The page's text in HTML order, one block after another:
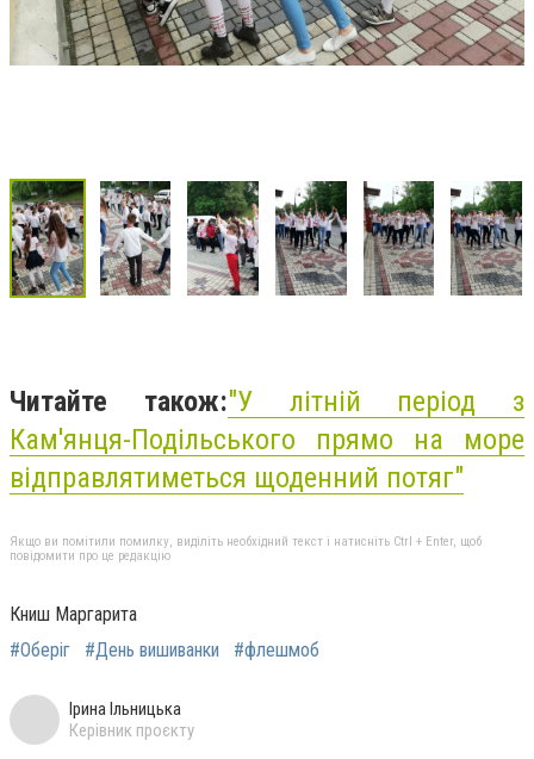
Читайте також:"У літній період з
Кам'янця-Подільського прямо на море
відправлятиметься щоденний потяг"
Якщо ви помітили помилку, виділіть необхідний текст і натисніть Ctrl + Enter, щоб
повідомити про це редакцію
Книш Маргарита
#Оберіг
#День вишиванки #флешмоб
Ірина Ільницька
Керівник проєкту